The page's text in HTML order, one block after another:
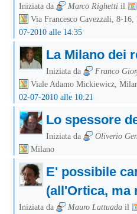
Iniziata da Marco Righetti il
Via Francesco Cavezzali, 8-
07-2010 alle 14:35
La Milano dei
Iniziata da Franco
Viale Adamo Mickiewicz,
02-07-2010 alle 10:21
Lo spessore
Iniziata da Oliverio
Milano
E' possibile
(all'Ortica, ma
Iniziata da Mauro Lattuada il